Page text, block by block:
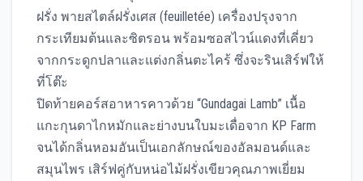
ฝรั่ง พายสไตล์ฝรั่งเศส (feuilletée) เครื่องปรุงจาก
กระเทียมต้นและซิตรอน พร้อมซอสไวน์แดงที่เคี่ยว
จากกระดูกปลาและแต่งกลิ่นตะไคร้ ซึ่งจะรินเสิร์ฟให้
ที่โต๊ะ
ปิดท้ายคอร์สอาหารคาวด้วย “Gundagai Lamb” เนื้อ
แกะกุนดาไกหมักและย่างบนใบมะเดื่อจาก KP Farm
จนได้กลิ่นหอมอันเป็นเอกลักษณ์ของอัลมอนด์และ
สมุนไพร เสิร์ฟคู่กับหน่อไม้ฝรั่งเขียวคุณภาพเยี่ยม